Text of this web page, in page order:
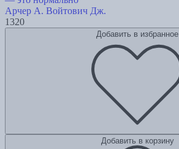
Арчер А. Войтович Дж.
1320
Добавить в избранное
Добавить в корзину